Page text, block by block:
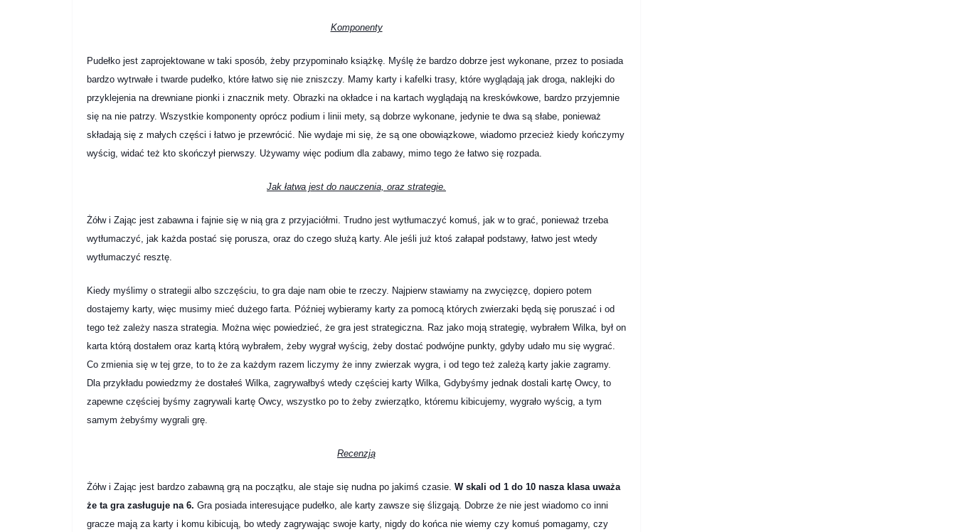
Komponenty
Pudełko jest zaprojektowane w taki sposób, żeby przypominało książkę. Myślę że bardzo dobrze jest wykonane, przez to posiada
bardzo wytrwałe i twarde pudełko, które łatwo się nie zniszczy. Mamy karty i kafelki trasy, które wyglądają jak droga, naklejki do
przyklejenia na drewniane pionki i znacznik mety. Obrazki na okładce i na kartach wyglądają na kreskówkowe, bardzo przyjemnie
się na nie patrzy. Wszystkie komponenty oprócz podium i linii mety, są dobrze wykonane, jedynie te dwa są słabe, ponieważ
składają się z małych części i łatwo je przewrócić. Nie wydaje mi się, że są one obowiązkowe, wiadomo przecież kiedy kończymy
wyścig, widać też kto skończył pierwszy. Używamy więc podium dla zabawy, mimo tego że łatwo się rozpada.
Jak łatwa jest do nauczenia, oraz strategie.
Żółw i Zając jest zabawna i fajnie się w nią gra z przyjaciółmi. Trudno jest wytłumaczyć komuś, jak w to grać, ponieważ trzeba
wytłumaczyć, jak każda postać się porusza, oraz do czego służą karty. Ale jeśli już ktoś załapał podstawy, łatwo jest wtedy
wytłumaczyć resztę.
Kiedy myślimy o strategii albo szczęściu, to gra daje nam obie te rzeczy. Najpierw stawiamy na zwycięzcę, dopiero potem
dostajemy karty, więc musimy mieć dużego farta. Później wybieramy karty za pomocą których zwierzaki będą się poruszać i od
tego też zależy nasza strategia. Można więc powiedzieć, że gra jest strategiczna. Raz jako moją strategię, wybrałem Wilka, był on
karta którą dostałem oraz kartą którą wybrałem, żeby wygrał wyścig, żeby dostać podwójne punkty, gdyby udało mu się wygrać.
Co zmienia się w tej grze, to to że za każdym razem liczymy że inny zwierzak wygra, i od tego też zależą karty jakie zagramy.
Dla przykładu powiedzmy że dostałeś Wilka, zagrywałbyś wtedy częściej karty Wilka, Gdybyśmy jednak dostali kartę Owcy, to
zapewne częściej byśmy zagrywali kartę Owcy, wszystko po to żeby zwierzątko, któremu kibicujemy, wygrało wyścig, a tym
samym żebyśmy wygrali grę.
Recenzją
Żółw i Zając jest bardzo zabawną grą na początku, ale staje się nudna po jakimś czasie. W skali od 1 do 10 nasza klasa uważa
że ta gra zasługuje na 6. Gra posiada interesujące pudełko, ale karty zawsze się ślizgają. Dobrze że nie jest wiadomo co inni
gracze mają za karty i komu kibicują, bo wtedy zagrywając swoje karty, nigdy do końca nie wiemy czy komuś pomagamy, czy